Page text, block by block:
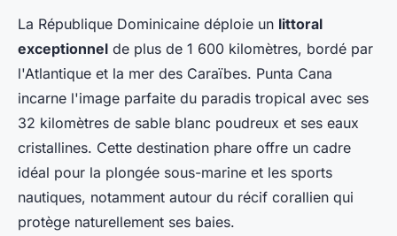
La République Dominicaine déploie un littoral
exceptionnel de plus de 1 600 kilomètres, bordé par
l'Atlantique et la mer des Caraïbes. Punta Cana
incarne l'image parfaite du paradis tropical avec ses
32 kilomètres de sable blanc poudreux et ses eaux
cristallines. Cette destination phare offre un cadre
idéal pour la plongée sous-marine et les sports
nautiques, notamment autour du récif corallien qui
protège naturellement ses baies.